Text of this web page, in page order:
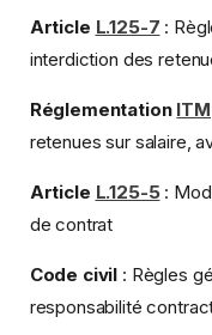
Article L.125-7 :
interdiction des
Réglementation ITM
retenues sur salaire,
Article L.125-5:
de contrat
Code civil : Règles
responsabilité